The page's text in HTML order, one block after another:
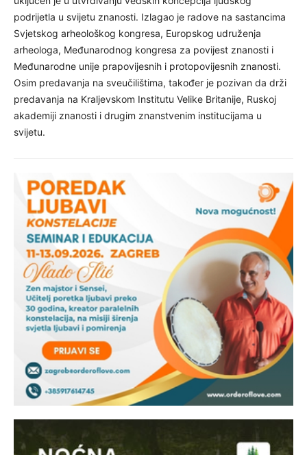
podrijetla u svijetu znanosti. Izlagao je radove na sastancima
Svjetskog arheološkog kongresa, Europskog udruženja
arheologa, Međunarodnog kongresa za povijest znanosti i
Međunarodne unije prapovijesnih i protopovijesnih znanosti.
Osim predavanja na sveučilištima, također je pozivan da drži
predavanja na Kraljevskom Institutu Velike Britanije, Ruskoj
akademiji znanosti i drugim znanstvenim institucijama u
svijetu.